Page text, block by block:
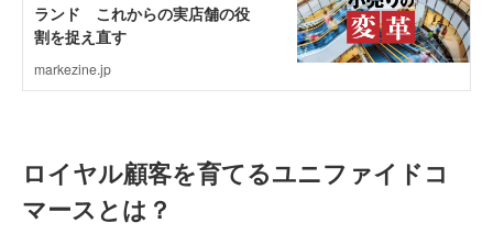
ロイヤル顧客を育てるユニファイドコ
マースとは？